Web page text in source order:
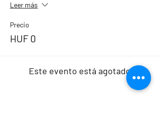
Leer más
Precio
HUF 0
Este evento está agotado